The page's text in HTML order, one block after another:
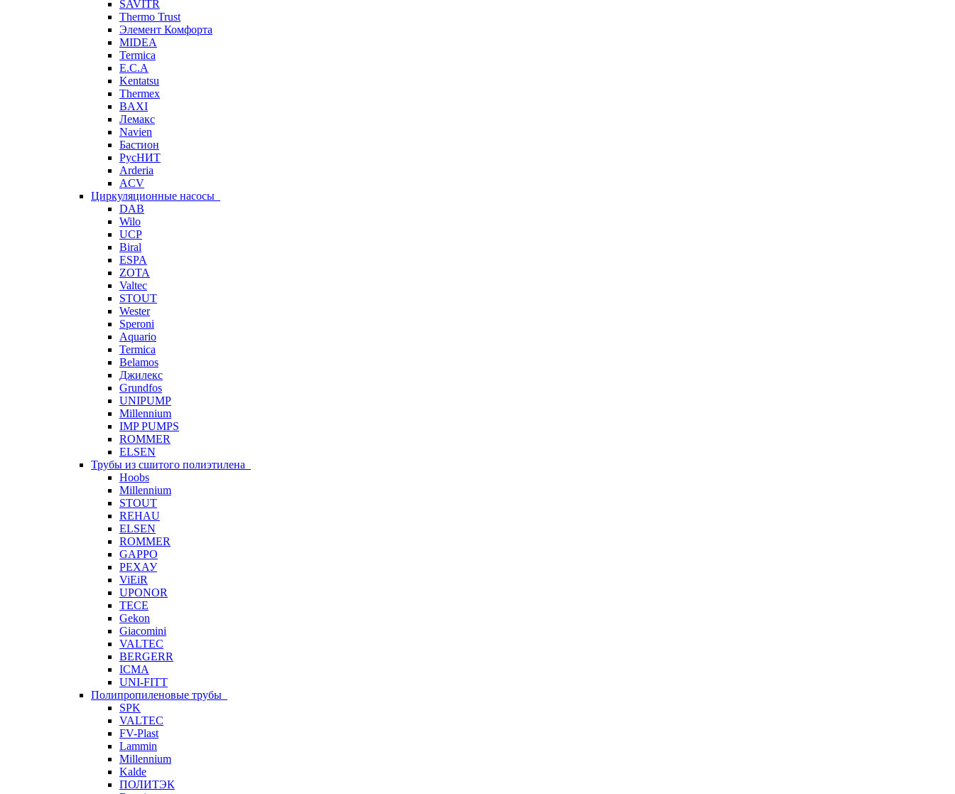
SAVITR
Thermo Trust
Элемент Комфорта
MIDEA
Termica
E.C.A
Kentatsu
Thermex
BAXI
Лемакс
Navien
Бастион
РусНИТ
Arderia
ACV
Циркуляционные насосы
DAB
Wilo
UCP
Biral
ESPA
ZOTA
Valtec
STOUT
Wester
Speroni
Aquario
Termica
Belamos
Джилекс
Grundfos
UNIPUMP
Millennium
IMP PUMPS
ROMMER
ELSEN
Трубы из сшитого полиэтилена
Hoobs
Millennium
STOUT
REHAU
ELSEN
ROMMER
GAPPO
РЕХАУ
ViEiR
UPONOR
TECE
Gekon
Giacomini
VALTEC
BERGERR
ICMA
UNI-FITT
Полипропиленовые трубы
SPK
VALTEC
FV-Plast
Lammin
Millennium
Kalde
ПОЛИТЭК